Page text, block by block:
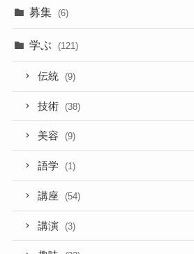
募集 (6)
学ぶ (121)
伝統 (9)
技術 (38)
美容 (9)
語学 (1)
講座 (54)
講演 (3)